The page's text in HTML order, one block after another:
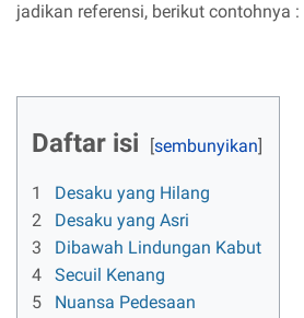
jadikan referensi, berikut contohnya :
Daftar isi
1
Desaku yang Hilang
2
Desaku yang Asri
3
Dibawah Lindungan Kabut
4
Secuil Kenang
5
Nuansa Pedesaan